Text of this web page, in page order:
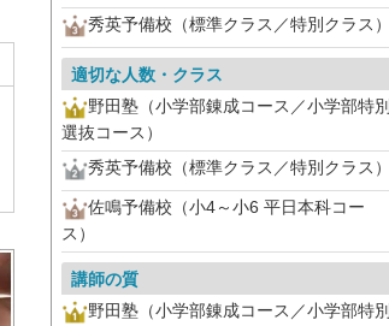
秀英予備校（標準クラス／特別クラス）
適切な人数・クラス
野田塾（小学部錬成コース／小学部特別
選抜コース）
秀英予備校（標準クラス／特別クラス）
佐鳴予備校（小4～小6 平日本科コー
ス）
講師の質
野田塾（小学部錬成コース／小学部特別